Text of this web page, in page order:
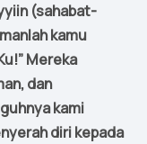
(sahabat-
kamu
Mereka
dan
kami
diri kepada